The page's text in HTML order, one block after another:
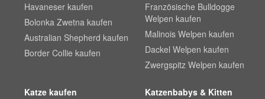
Havaneser kaufen
Bolonka Zwetna kaufen
Australian Shepherd kaufen
Border Collie kaufen
Französische Bulldogge
Welpen kaufen
Malinois Welpen kaufen
Dackel Welpen kaufen
Zwergspitz Welpen kaufen
Katze kaufen
Katzenbabys & Kitten